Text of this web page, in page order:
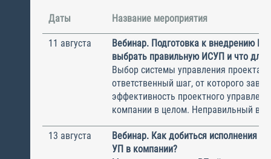
Даты Название мероприятия
11 августа
Вебинар. Подготовка к внедрению
выбрать правильную ИСУП и что для
Выбор системы управления
ответственный шаг, от которого
эффективность проектного
компании в целом. Неправильный
13 августа
Вебинар. Как добиться исполнения
УП в компании?